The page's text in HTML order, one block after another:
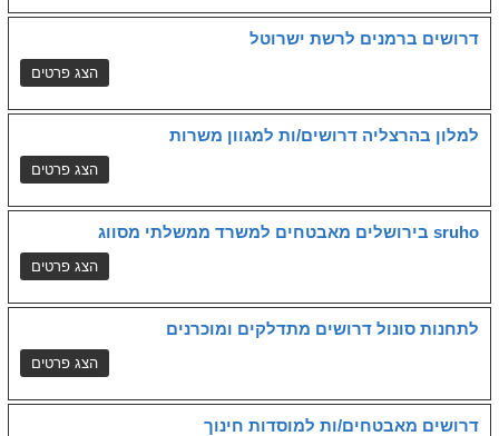
דרושים ברמנים לרשת ישרוטל
למלון בהרצליה דרושים/ות למגוון משרות
sruho בירושלים מאבטחים למשרד ממשלתי מסווג
לתחנות סונול דרושים מתדלקים ומוכרנים
דרושים מאבטחים/ות למוסדות חינוך